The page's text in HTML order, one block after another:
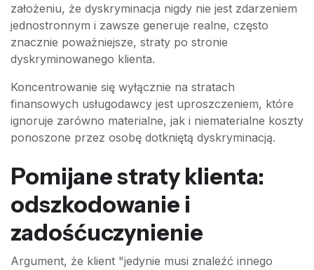
założeniu, że dyskryminacja nigdy nie jest zdarzeniem
jednostronnym i zawsze generuje realne, często
znacznie poważniejsze, straty po stronie
dyskryminowanego klienta.
Koncentrowanie się wyłącznie na stratach
finansowych usługodawcy jest uproszczeniem, które
ignoruje zarówno materialne, jak i niematerialne koszty
ponoszone przez osobę dotkniętą dyskryminacją.
Pomijane straty klienta:
odszkodowanie i
zadośćuczynienie
Argument, że klient "jedynie musi znaleźć innego